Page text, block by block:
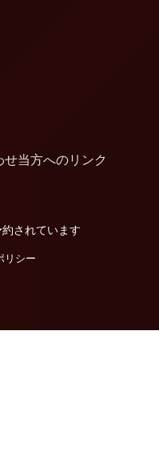
せ当方へのリンク
されています
リシー